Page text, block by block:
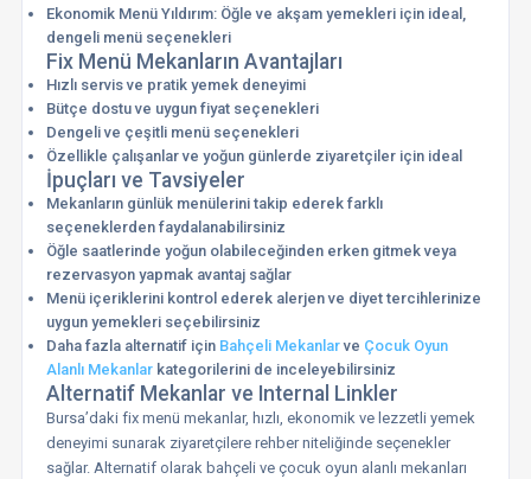
Ekonomik Menü Yıldırım: Öğle ve akşam yemekleri için ideal,
dengeli menü seçenekleri
Fix Menü Mekanların Avantajları
Hızlı servis ve pratik yemek deneyimi
Bütçe dostu ve uygun fiyat seçenekleri
Dengeli ve çeşitli menü seçenekleri
Özellikle çalışanlar ve yoğun günlerde ziyaretçiler için ideal
İpuçları ve Tavsiyeler
Mekanların günlük menülerini takip ederek farklı
seçeneklerden faydalanabilirsiniz
Öğle saatlerinde yoğun olabileceğinden erken gitmek veya
rezervasyon yapmak avantaj sağlar
Menü içeriklerini kontrol ederek alerjen ve diyet tercihlerinize
uygun yemekleri seçebilirsiniz
Daha fazla alternatif için Bahçeli Mekanlarve Çocuk Oyun
Alanlı Mekanlarkategorilerini de inceleyebilirsiniz
Alternatif Mekanlar ve Internal Linkler
Bursa’daki fix menü mekanlar, hızlı, ekonomik ve lezzetli yemek
deneyimi sunarak ziyaretçilere rehber niteliğinde seçenekler
sağlar. Alternatif olarak bahçeli ve çocuk oyun alanlı mekanları